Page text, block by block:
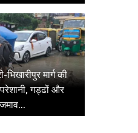
मार्ग की
गड्ढों और